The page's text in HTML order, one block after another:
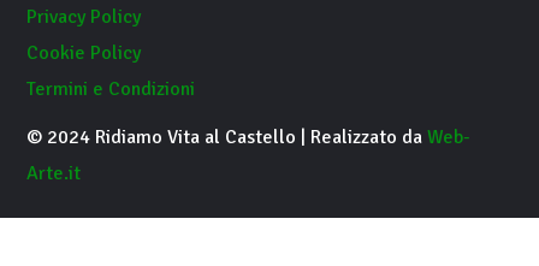
Privacy Policy
Cookie Policy
Termini e Condizioni
© 2024 Ridiamo Vita al Castello | Realizzato daWeb-
Arte.it